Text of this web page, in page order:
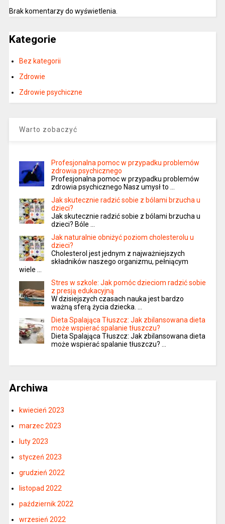
Brak komentarzy do wyświetlenia.
Kategorie
Bez kategorii
Zdrowie
Zdrowie psychiczne
Warto zobaczyć
Profesjonalna pomoc w przypadku problemów
zdrowia psychicznego
Profesjonalna pomoc w przypadku problemów
zdrowia psychicznego Nasz umysł to …
Jak skutecznie radzić sobie z bólami brzucha u
dzieci?
Jak skutecznie radzić sobie z bólami brzucha u
dzieci? Bóle …
Jak naturalnie obniżyć poziom cholesterolu u
dzieci?
Cholesterol jest jednym z najważniejszych
składników naszego organizmu, pełniącym
wiele …
Stres w szkole: Jak pomóc dzieciom radzić sobie
z presją edukacyjną
W dzisiejszych czasach nauka jest bardzo
ważną sferą życia dziecka. …
Dieta Spalająca Tłuszcz: Jak zbilansowana dieta
może wspierać spalanie tłuszczu?
Dieta Spalająca Tłuszcz: Jak zbilansowana dieta
może wspierać spalanie tłuszczu? …
Archiwa
kwiecień 2023
marzec 2023
luty 2023
styczeń 2023
grudzień 2022
listopad 2022
październik 2022
wrzesień 2022